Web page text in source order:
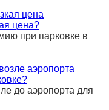
цена?
при парковке в
до аэропорта для